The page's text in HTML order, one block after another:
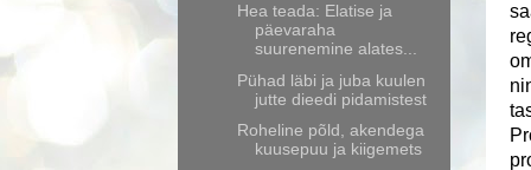
Hea teada: Elatise ja
päevaraha
suurenemine alates...
Pühad läbi ja juba kuulen
jutte dieedi pidamistest
Roheline põld, akendega
kuusepuu ja kiigemets